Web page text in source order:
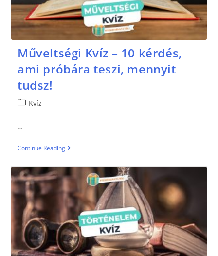
Műveltségi Kvíz – 10 kérdés,
ami próbára teszi, mennyit
tudsz!
Kvíz
…
Continue Reading